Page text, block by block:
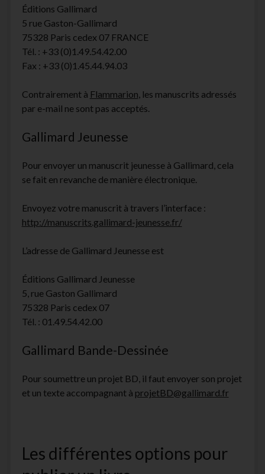
Éditions Gallimard
5 rue Gaston-Gallimard
75328 Paris cedex 07 FRANCE
Tél. : +33 (0)1.49.54.42.00
Fax : +33 (0)1.45.44.94.03
Contrairement à Flammarion, les manuscrits adressés
par e-mail ne sont pas acceptés.
Gallimard Jeunesse
Pour envoyer un manuscrit jeunesse à Gallimard, cela
se fait en revanche de manière électronique.
Envoyez votre manuscrit à travers l’interface :
http://manuscrits.gallimard-jeunesse.fr/
L’adresse de Gallimard Jeunesse est
Éditions Gallimard Jeunesse
5, rue Gaston Gallimard
75328 Paris cedex 07
Tél. : 01.49.54.42.00
Gallimard Bande-Dessinée
Pour soumettre un projet BD, il faut envoyer son projet
et un texte accompagnant à projetBD@gallimard.fr
Les différentes options pour